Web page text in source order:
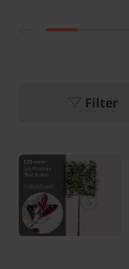
Filter